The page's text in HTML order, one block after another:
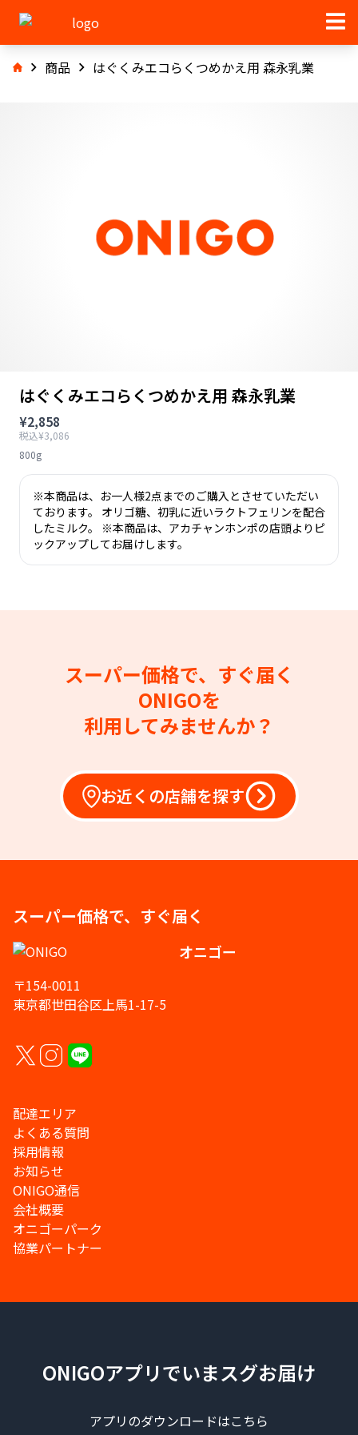
商品 はぐくみエコらくつめかえ用 森永乳業
はぐくみエコらくつめかえ用 森永乳業
¥2,858
税込¥3,086
800g
※本商品は、お一人様2点までのご購入とさせていただい
ております。 オリゴ糖、初乳に近いラクトフェリンを配合
したミルク。 ※本商品は、アカチャンホンポの店頭よりピ
ックアップしてお届けします。
スーパー価格で、すぐ届く
ONIGOを
利用してみませんか？
お近くの店舗を探す
スーパー価格で、すぐ届く
オニゴー
〒154-0011
東京都世田谷区上馬1-17-5
配達エリア
よくある質問
採用情報
お知らせ
ONIGO通信
会社概要
オニゴーパーク
協業パートナー
ONIGOアプリでいまスグお届け
アプリのダウンロードはこちら